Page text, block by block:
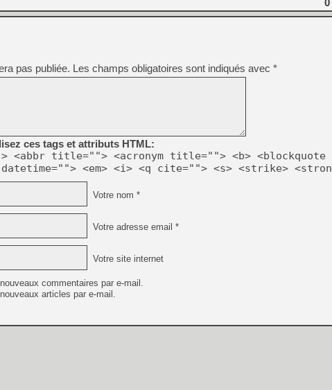
[GK] Isle of Reveries : le
[GK] Moonlighter 2 : The
[GK] Capcom relance
[Mo5] Deux inédits du
[GK] Le beat'em up The
[GK] Endless Legend 2 :
[LS] [PS5] Le WebKit
[GK] Oubliez Crazy Taxi,
[LS] [Switch] NSZ 5.0.0
[GK] Bethesda fête les 30
0
pas publiée. Les champs obligatoires sont indiqués avec *
ces tags et attributs HTML:
title=""> <acronym title=""> <b> <blockquote
<em> <i> <q cite=""> <s> <strike>
Votre nom *
Votre adresse email *
Votre site internet
commentaires par e-mail.
articles par e-mail.